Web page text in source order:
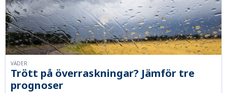
Trött på överraskningar? Jämför tre
prognoser
VÄDER